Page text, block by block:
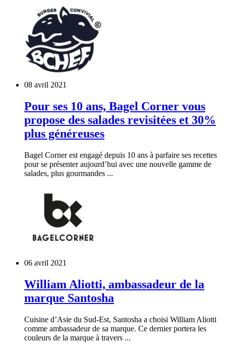
08 avril 2021
Pour ses 10 ans, Bagel Corner vous
propose des salades revisitées et 30%
plus généreuses
Bagel Corner est engagé depuis 10 ans à parfaire ses recettes
pour se présenter aujourd’hui avec une nouvelle gamme de
salades, plus gourmandes ...
06 avril 2021
William Aliotti, ambassadeur de la
marque Santosha
Cuisine d’Asie du Sud-Est, Santosha a choisi William Aliotti
comme ambassadeur de sa marque. Ce dernier portera les
couleurs de la marque à travers ...